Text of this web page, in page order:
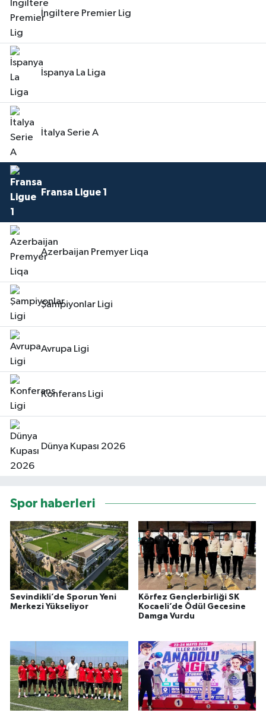
İngiltere Premier Lig
İspanya La Liga
İtalya Serie A
Fransa Ligue 1
Azerbaijan Premyer Liqa
Şampiyonlar Ligi
Avrupa Ligi
Konferans Ligi
Dünya Kupası 2026
Spor haberleri
Sevindikli’de Sporun Yeni
Merkezi Yükseliyor
Körfez Gençlerbirliği SK
Kocaeli’de Ödül Gecesine
Damga Vurdu